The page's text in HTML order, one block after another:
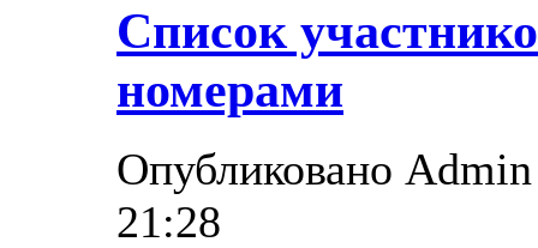
Список
номерами
Опубликовано
21:28